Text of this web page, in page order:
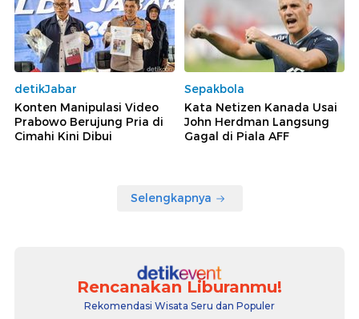
detikJabar
Konten Manipulasi Video
Prabowo Berujung Pria di
Cimahi Kini Dibui
Sepakbola
Kata Netizen Kanada Usai
John Herdman Langsung
Gagal di Piala AFF
Selengkapnya
Rencanakan Liburanmu!
Rekomendasi Wisata Seru dan Populer